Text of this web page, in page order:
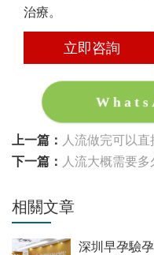
治療。
立即咨詢
上一篇： 人流做完可以直
下一篇： 人流大概需要多
相關文章
深圳早孕驗